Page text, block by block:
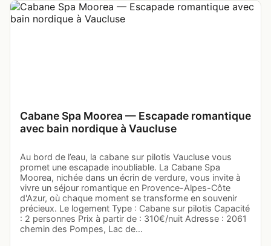
Cabane Spa Moorea — Escapade romantique
avec bain nordique à Vaucluse
Au bord de l’eau, la cabane sur pilotis Vaucluse vous
promet une escapade inoubliable. La Cabane Spa
Moorea, nichée dans un écrin de verdure, vous invite à
vivre un séjour romantique en Provence-Alpes-Côte
d'Azur, où chaque moment se transforme en souvenir
précieux. Le logement Type : Cabane sur pilotis Capacité
: 2 personnes Prix à partir de : 310€/nuit Adresse : 2061
chemin des Pompes, Lac de…